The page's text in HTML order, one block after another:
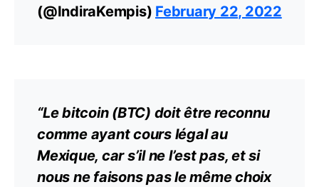
(@IndiraKempis) February 22, 2022
“Le bitcoin (BTC) doit être reconnu
comme ayant cours légal au
Mexique, car s’il ne l’est pas, et si
nous ne faisons pas le même choix